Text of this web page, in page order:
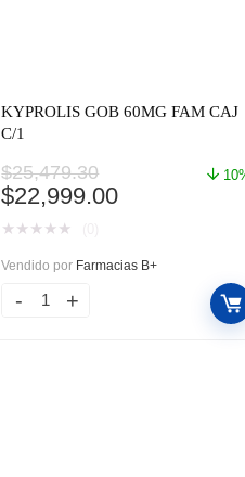
KYPROLIS GOB 60MG FAM CAJ
C/1
$25,479.30
El
precio
original
era:
$25,479.30.
$22,999.00El
es:
$22,999.00.
★ ★ ★ ★ ★
Vendido por Farmacias B+
KYPROLIS